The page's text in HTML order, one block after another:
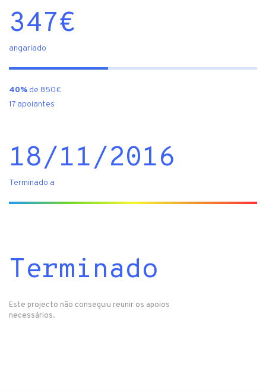
347€
angariado
40% de 850€
17 apoiantes
18/11/2016
Terminado a
Terminado
Este projecto não conseguiu reunir os apoios
necessários.